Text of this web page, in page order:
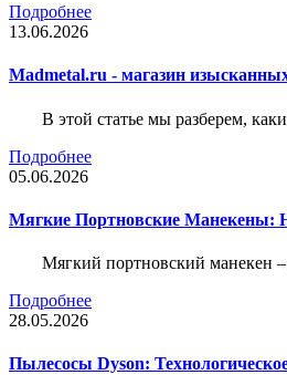
Подробнее
13.06.2026
Madmetal.ru - магазин
В этой статье мы разберем,
Подробнее
05.06.2026
Мягкие Портновские Манекены:
Мягкий портновский манекен
Подробнее
28.05.2026
Пылесосы Dyson: